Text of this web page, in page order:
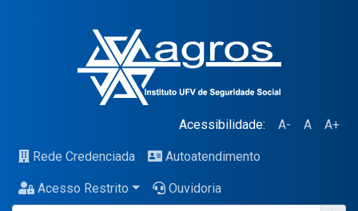
Acessibilidade: A- A A+
Rede Credenciada Autoatendimento
Acesso Restrito Ouvidoria